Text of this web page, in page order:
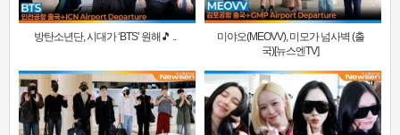
방탄소년단, 시대가 ‘BTS’ 원해🎵 ..
미야오(MEOVV), 미모가 넘사벽 (출
국)[뉴스엔TV]